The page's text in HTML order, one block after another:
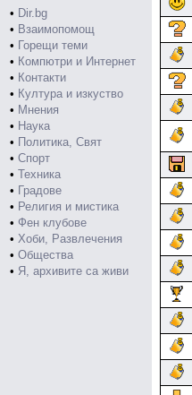
• Dir.bg
• Взаимопомощ
• Горещи теми
• Компютри и Интернет
• Контакти
• Култура и изкуство
• Мнения
• Наука
• Политика, Свят
• Спорт
• Техника
• Градове
• Религия и мистика
• Фен клубове
• Хоби, Развлечения
• Общества
• Я, архивите са живи